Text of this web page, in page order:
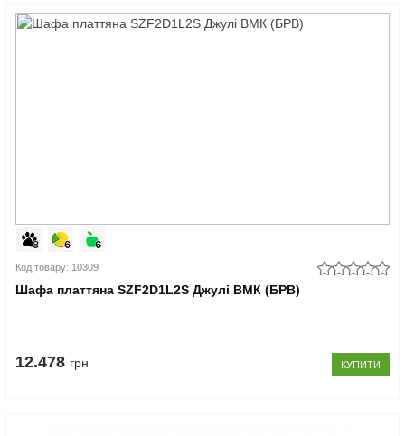
Код товару: 10309
Шафа платтяна SZF2D1L2S Джулі ВМК (БРВ)
12.478 грн КУПИТИ